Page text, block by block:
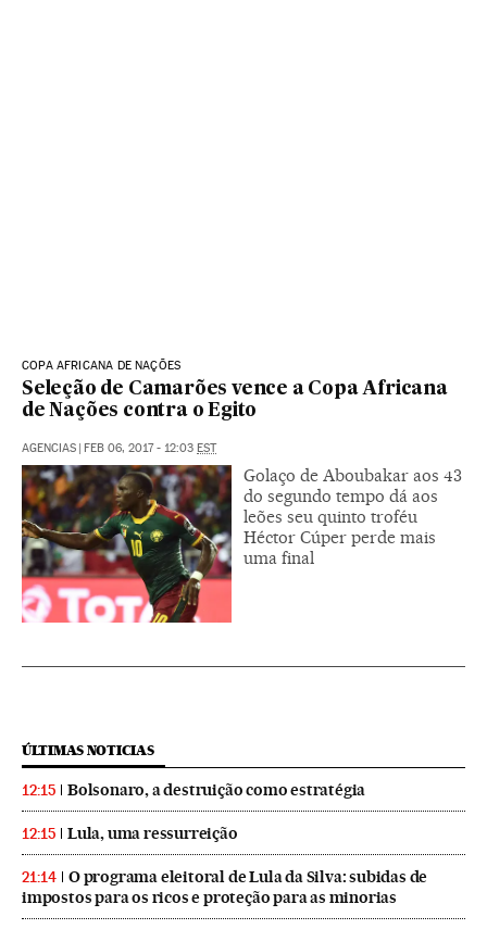
COPA AFRICANA DE NAÇÕES
Seleção de Camarões vence a Copa Africana
de Nações contra o Egito
AGENCIAS | FEB 06, 2017 - 12:03 EST
Golaço de Aboubakar aos 43
do segundo tempo dá aos
leões seu quinto troféu
Héctor Cúper perde mais
uma final
ÚLTIMAS NOTICIAS
12:15 Bolsonaro, a destruição como estratégia
12:15 Lula, uma ressurreição
21:14
O programa eleitoral de Lula da Silva: subidas de
impostos para os ricos e proteção para as minorias